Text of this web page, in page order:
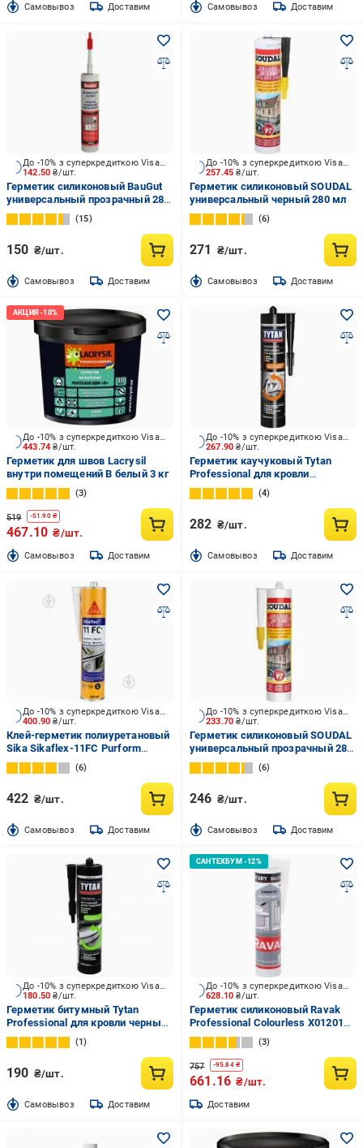
Cамовывоз Доставим Cамовывоз Доставим
142.50₴/шт.
До -10% з суперкредиткою Visa Вигода
Герметик силиконовый BauGut
универсальный прозрачный 280
мл
15
150 ₴/шт.
Cамовывоз Доставим
257.45₴/шт.
До -10% з суперкредиткою Visa Вигода
Герметик силиконовый SOUDAL
универсальный черный 280 мл
6
271 ₴/шт.
Cамовывоз Доставим
443.74₴/шт.
До -10% з суперкредиткою Visa Вигода
Герметик для швов Lacrysil
внутри помещений В белый 3 кг
3
519 -51.90₴
467.10 ₴/шт.
Cамовывоз Доставим
267.90₴/шт.
До -10% з суперкредиткою Visa Вигода
Герметик каучуковый Tytan
Professional для кровли
каучуковый бесцветный 280 мл
4
282 ₴/шт.
Cамовывоз Доставим
400.90₴/шт.
До -10% з суперкредиткою Visa Вигода
Клей-герметик полиуретановый
Sika Sikaflex-11FC Purform
черный 310 мл
6
422 ₴/шт.
Cамовывоз Доставим
233.70₴/шт.
До -10% з суперкредиткою Visa Вигода
Герметик силиконовый SOUDAL
универсальный прозрачный 280
мл
6
246 ₴/шт.
Cамовывоз Доставим
180.50₴/шт.
До -10% з суперкредиткою Visa Вигода
Герметик битумный Tytan
Professional для кровли черный
280 мл
1
190 ₴/шт.
Cамовывоз Доставим
628.10₴/шт.
До -10% з суперкредиткою Visa Вигода
Герметик силиконовый Ravak
Professional Colourless X01201
прозрачный 310 мл
3
757 -95.84₴
661.16 ₴/шт.
Доставим